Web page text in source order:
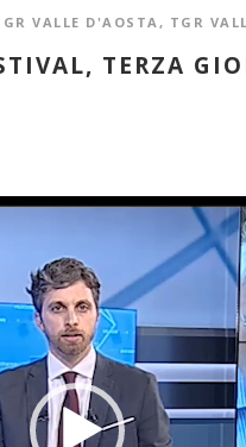
VALLE D'AOSTA, TGR
TERZA